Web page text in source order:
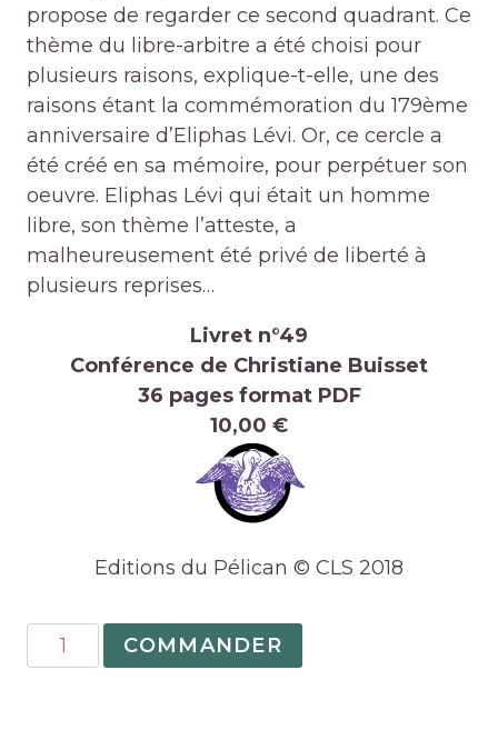
propose de regarder ce second quadrant. Ce
thème du libre-arbitre a été choisi pour
plusieurs raisons, explique-t-elle, une des
raisons étant la commémoration du 179ème
anniversaire d’Eliphas Lévi. Or, ce cercle a
été créé en sa mémoire, pour perpétuer son
oeuvre. Eliphas Lévi qui était un homme
libre, son thème l’atteste, a
malheureusement été privé de liberté à
plusieurs reprises…
Livret n°49
Conférence de Christiane Buisset
36 pages format PDF
10,00 €
Editions du Pélican © CLS 2018
quantité
de
COMMANDER